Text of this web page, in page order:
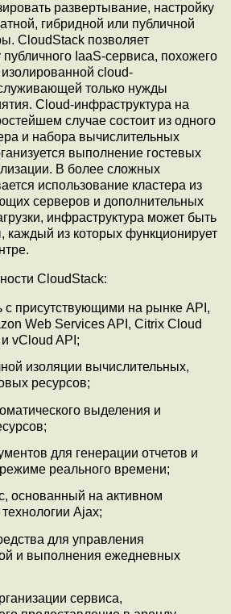
развертывание, настройку
гибридной или публичной
CloudStack позволяет
публичного IaaS-сервиса, похожего
cloud-
только нужды
Cloud-инфраструктура на
случае состоит из одного
и набора вычислительных
выполнение гостевых
В более сложных
использование кластера из
серверов и дополнительных
инфраструктура может быть
каждый из которых функционирует
CloudStack:
с присутствующими на рынке API,
Web Services API, Citrix Cloud
vCloud API;
изоляции вычислительных,
ресурсов;
выделения и
для генерации отчетов и
реального времени;
основанный на активном
Ajax;
для управления
и выполнения ежедневных
сервиса,